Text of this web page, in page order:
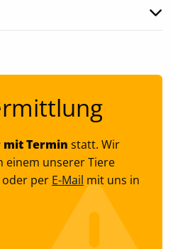
mit Termin statt. Wir
einem unserer Tiere
oder per E-Mail mit uns in